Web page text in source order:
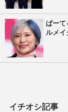
ぱーて
ルメ
イチオシ記事